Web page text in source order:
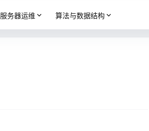
服务器运维 算法与数据结构